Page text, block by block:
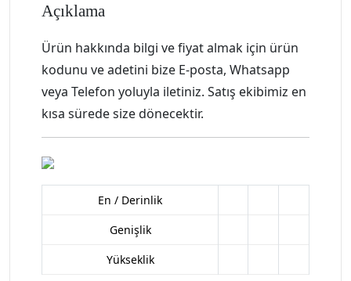
Açıklama
Ürün hakkında bilgi ve fiyat almak için ürün
kodunu ve adetini bize E-posta, Whatsapp
veya Telefon yoluyla iletiniz. Satış ekibimiz en
kısa sürede size dönecektir.
En / Derinlik
Genişlik
Yükseklik